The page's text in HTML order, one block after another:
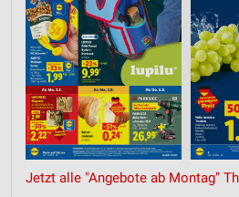
Jetzt alle "Angebote ab Montag"
Partnerliste anzeigen (1 IAB-Anbieter)
Wir nutzen Ihre Daten für folgende Zwecke:
IAB-Verarbeitungszwecke:
Speichern von oder Zugriff auf
auf einem Endgerät
Verwendung reduzierter Daten zur
Werbeanzeigen
Erstellung von Profilen für